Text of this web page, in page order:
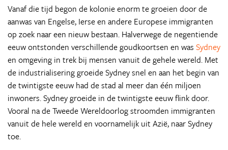
Vanaf die tijd begon de kolonie enorm te groeien door de
aanwas van Engelse, Ierse en andere Europese immigranten
op zoek naar een nieuw bestaan. Halverwege de negentiende
eeuw ontstonden verschillende goudkoortsen en was Sydney
en omgeving in trek bij mensen vanuit de gehele wereld. Met
de industrialisering groeide Sydney snel en aan het begin van
de twintigste eeuw had de stad al meer dan één miljoen
inwoners. Sydney groeide in de twintigste eeuw flink door.
Vooral na de Tweede Wereldoorlog stroomden immigranten
vanuit de hele wereld en voornamelijk uit Azië, naar Sydney
toe.